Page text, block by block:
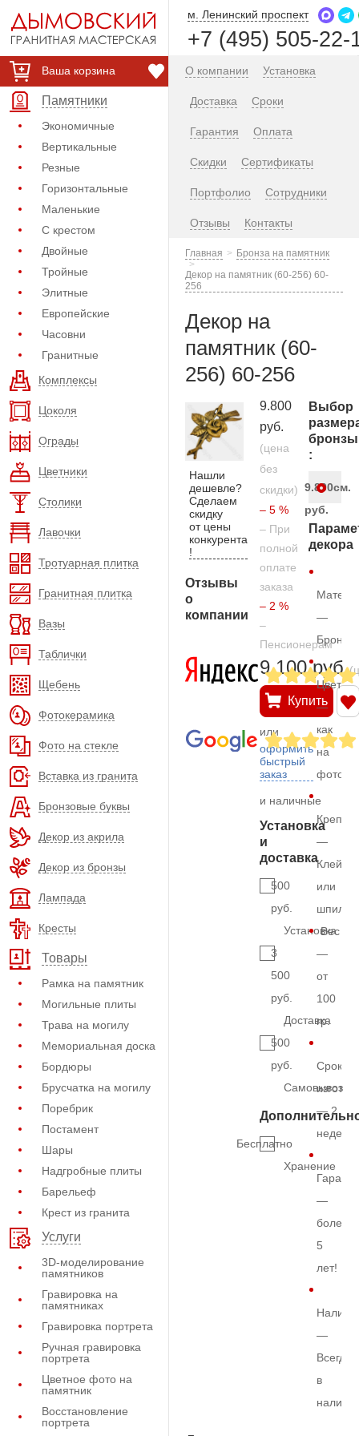
Ваша корзина
Памятники
Экономичные
Вертикальные
Резные
Горизонтальные
Маленькие
С крестом
Двойные
Тройные
Элитные
Европейские
Часовни
Гранитные
Комплексы
Цоколя
Ограды
Цветники
Столики
Лавочки
Тротуарная плитка
Гранитная плитка
Вазы
Таблички
Щебень
Фотокерамика
Фото на стекле
Вставка из гранита
Бронзовые буквы
Декор из акрила
Декор из бронзы
Лампада
Кресты
Товары
Рамка на памятник
Могильные плиты
Трава на могилу
Мемориальная доска
Бордюры
Брусчатка на могилу
Поребрик
Постамент
Шары
Надгробные плиты
Барельеф
Крест из гранита
Услуги
3D-моделирование
памятников
Гравировка на
памятниках
Гравировка портрета
Ручная гравировка
портрета
Цветное фото на
памятник
Восстановление
портрета
м. Ленинский проспект
+7 (495) 505-22-
О компании Установка
Доставка Сроки
Гарантия Оплата
Скидки Сертификаты
Портфолио Сотрудники
Отзывы Контакты
Главная
Бронза на памятник
Декор на памятник (60-256) 60-
256
Декор на
памятник (60-
256) 60-256
Нашли
дешевле?
Сделаем
скидку
от цены
конкурента
!
Отзывы
о
компании
9.800
руб.
(цена
без
скидки)
– 5 %
– При
полной
оплате
заказа
– 2 %
–
Пенсионерам
9.100 руб.
Купить
или
оформить
быстрый
заказ
и наличные
Установка
и
доставка
500
руб.
Установка
3
500
руб.
Доставка
500
руб.
Самовывоз
Бесплатно
Хранение
Выбор
бронзы
:
9.800
руб.
см.
декора
—
Бронза
Цвет
—
как
на
фото
—
Клей
или
Вес
—
от
100
гр.
Срок
— 2
недели
—
более
5
лет!
—
Всегда
в